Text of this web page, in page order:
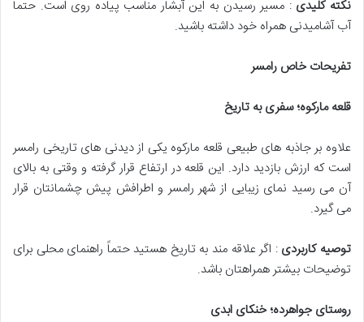
نکته کلیدی : مسیر رسیدن به این آبشار مناسب پیاده روی است. حتماً
آب آشامیدنی همراه خود داشته باشید.
تفریحات خاص رامسر
قلعه مارکوه؛ سفری به تاریخ
علاوه بر جاذبه های طبیعی قلعه مارکوه یکی از دیدنی های تاریخی رامسر
است که ارزش بازدید دارد. این قلعه در ارتفاع قرار گرفته و وقتی به بالای
آن می رسید نمای زیبایی از شهر رامسر و اطرافش پیش چشمانتان قرار
می گیرد.
توصیه کاربردی : اگر علاقه مند به تاریخ هستید حتماً راهنمای محلی برای
توضیحات بیشتر همراهتان باشد.
روستای جواهرده؛ خنکای ابدی